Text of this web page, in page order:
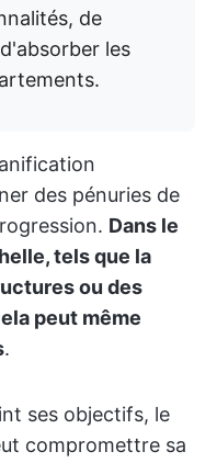
de
les
des pénuries de
Dans le
tels que la
ou des
peut même
.
ses objectifs, le
compromettre sa